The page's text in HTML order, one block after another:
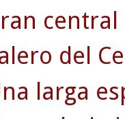
del
larga